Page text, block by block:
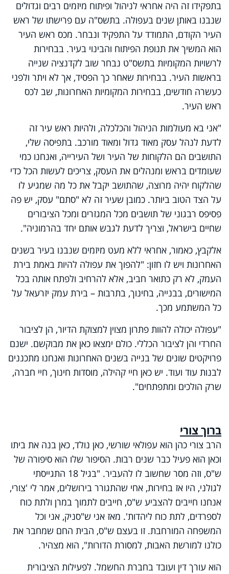
בתפקידו זה היה אחראי לניהול ופיתוח מיזמים רבים וגדולים
שנבנו באותן שנים בעפולה. בתשס"ה עם פרישתו של ראש
העיר הקודם, התמודד על התפקיד ונבחר. מכס ראש העיר
הוא המשיך את תנופת הפיתוח והבינוי בעיר. בבחירות
לרשויות המקומיות בתשס"ט נבחר שוב לקדנציה שנייה
בראשות העיר. בבחירות שאחר כך הפסיד, אך לא ויתר ולפני
כעשרה חודשים, בבחירות המקומיות האחרונות, שב לכס
ראש העיר.
"אני בא מעולמות הניהול והכלכלה, ולהיות ראש עיר זה
לדעת לנהל עסק מאוד גדול ומאוד מורכב. בתפיסה שלי,
התושבים הם הלקוחות של העיר ושל העירייה, ואנחנו כמי
שעומדים בראש ומנהלים את העסק, צריכים לעשות הכל כדי
שהלקוח יהיה מרוצה, שהתושב יקבל את כל מה שמגיע לו
על הצד הטוב ביותר. כמובן שעיר זה לא "סתם" עסק, יש פה
פסיפס רבגוני של תושבים מכל המגזרים ומכל הציבורים
שחיים בישראל, וצריך לדעת לגבש אותם יחד בהרמוניה".
אלקבץ, כאמור, אחראי ללא מעט מיזמים שנבנו בעיר בשנים
האחרונות ויש לו חזון: "להפוך את עפולה להיות באמת בירת
העמק, לא רק כתואר חביב, אלא להרחיב ולפתח אותה בכל
המישורים, בבנייה, בחינוך, בתרבות – בירת עמק יזרעאל על
כל המשתמע מכך.
"עפולה יכולה להוות פתרון מצוין למצוקת הדיור, הן לציבור
החרדי והן לציבור הכללי. כולם ימצאו כאן את מבוקשם. ישנם
פרויקטים שונים של בנייה בשנים האחרונות ואנחנו מתכננים
לבנות עוד ועוד. יש כאן חיי קהילה, מוסדות חינוך, חיי חברה,
שרק הולכים ומתפתחים".
ברוך צורי
הרב צורי כהן הוא עפולאי שורשי, כאן נולד, כאן בנה את ביתו
וכאן הוא פעיל כבר שנים רבות. הסיפור שלו הוא סיפורה של
ש"ס, וזה מסר שחשוב לו להעביר. "בגיל 18 התגייסתי
לגולני, היו אז בחירות, אחי שהתגורר בירושלים, אמר לי 'צורי,
אנחנו חייבים להצביע ש"ס, חייבים לתמוך במרן ולתת כוח
לספרדים, לתת כוח ליהדות'. מאז אני ש"סניק, אני וכל
המשפחה המורחבת. זו בעצם ש"ס, הבית החם שמחבר את
כולנו למורשת האבות, למסורת הדורות", הוא מצהיר.
הוא עורך דין ועובד בחברת החשמל. לפעילות הציבורית